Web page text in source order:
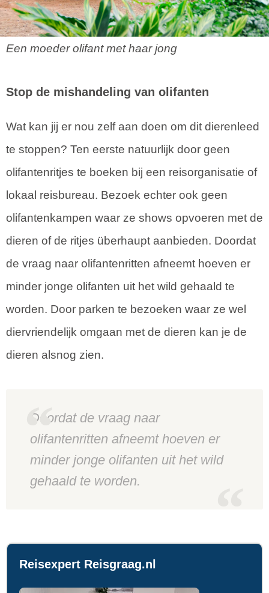
Een moeder olifant met haar jong
Stop de mishandeling van olifanten
Wat kan jij er nou zelf aan doen om dit dierenleed
te stoppen? Ten eerste natuurlijk door geen
olifantenritjes te boeken bij een reisorganisatie of
lokaal reisbureau. Bezoek echter ook geen
olifantenkampen waar ze shows opvoeren met de
dieren of de ritjes überhaupt aanbieden. Doordat
de vraag naar olifantenritten afneemt hoeven er
minder jonge olifanten uit het wild gehaald te
worden. Door parken te bezoeken waar ze wel
diervriendelijk omgaan met de dieren kan je de
dieren alsnog zien.
Doordat de vraag naar
olifantenritten afneemt hoeven er
minder jonge olifanten uit het wild
gehaald te worden.
Reisexpert Reisgraag.nl